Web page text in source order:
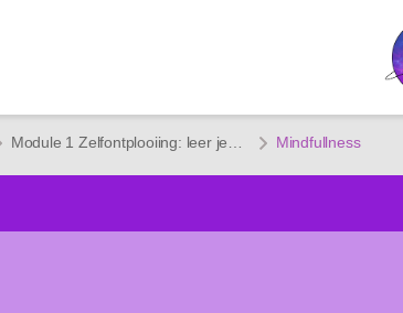
Mindfullness